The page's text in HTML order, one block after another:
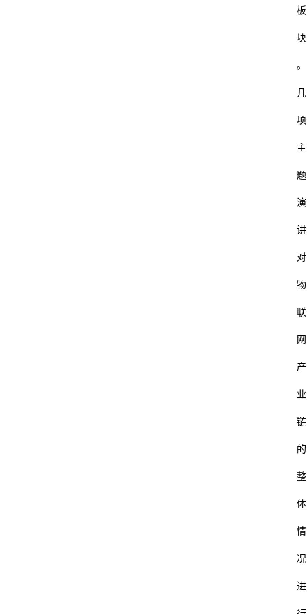
板
块
。
几
项
主
题
演
讲
对
物
联
网
产
业
链
的
整
体
情
况
进